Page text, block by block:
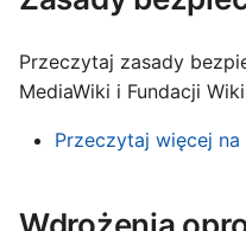
Przeczytaj zasady
MediaWiki i Fundacji
Przeczytaj więcej